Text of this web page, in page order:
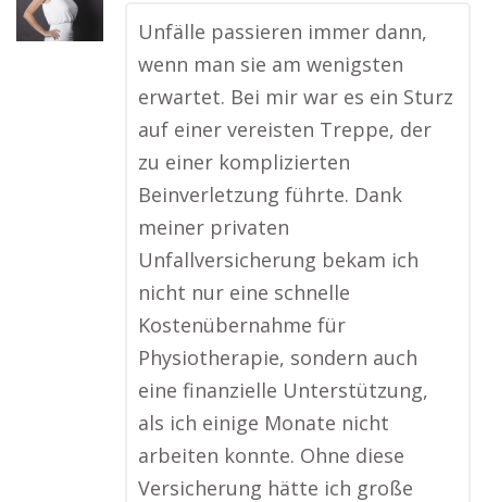
Unfälle passieren immer dann,
wenn man sie am wenigsten
erwartet. Bei mir war es ein Sturz
auf einer vereisten Treppe, der
zu einer komplizierten
Beinverletzung führte. Dank
meiner privaten
Unfallversicherung bekam ich
nicht nur eine schnelle
Kostenübernahme für
Physiotherapie, sondern auch
eine finanzielle Unterstützung,
als ich einige Monate nicht
arbeiten konnte. Ohne diese
Versicherung hätte ich große